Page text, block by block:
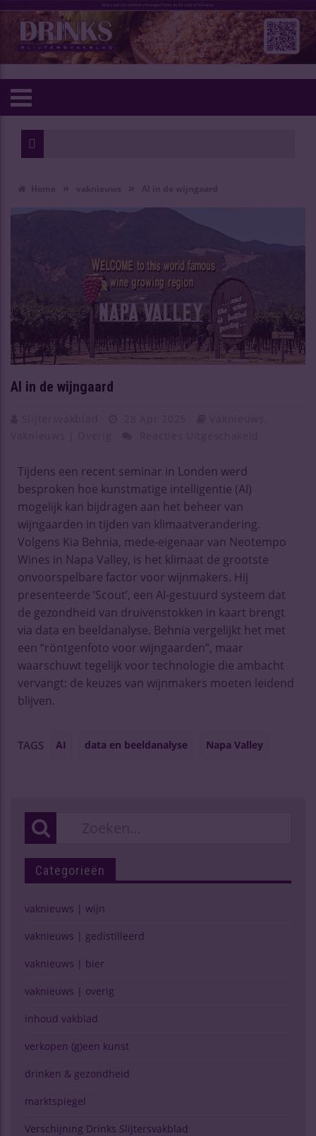
AI in de wijngaard
Tijdens een recent seminar in Londen werd
besproken hoe kunstmatige intelligentie (AI)
mogelijk kan bijdragen aan het beheer van
wijngaarden in tijden van klimaatverandering.
Volgens Kia Behnia, mede-eigenaar van Neotempo
Wines in Napa Valley, is het klimaat de grootste
onvoorspelbare factor voor wijnmakers. Hij
presenteerde ‘Scout’, een AI-gestuurd systeem dat
de gezondheid van druivenstokken in kaart brengt
via data en beeldanalyse. Behnia vergelijkt het met
een “röntgenfoto voor wijngaarden”, maar
waarschuwt tegelijk voor technologie die ambacht
vervangt: de keuzes van wijnmakers moeten leidend
blijven.
TAGS AI data en beeldanalyse Napa Valley
Categorieën
vaknieuws | wijn
vaknieuws | gedistilleerd
vaknieuws | bier
vaknieuws | overig
inhoud vakblad
verkopen (g)een kunst
drinken & gezondheid
marktspiegel
Verschijning Drinks Slijtersvakblad